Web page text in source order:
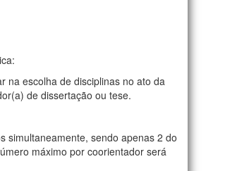
escolha de disciplinas no ato da
de dissertação ou tese.
sendo apenas 2 do
máximo por coorientador será